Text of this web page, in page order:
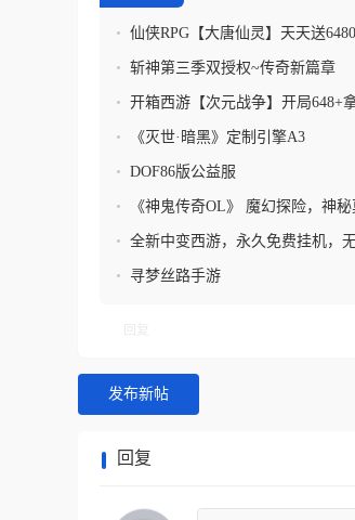
• 仙侠RPG【大唐仙灵】天天送
费送+顶级UR神将领
• 斩神第三季双授权~传奇新篇章
• 开箱西游【次元战争】开局648+
• 《灭世·暗黑》定制引擎A3
• DOF86版公益服
•
《神鬼传奇OL》 魔幻探险，神
回忆，重温经典
• 全新中变西游，永久免费挂机，
• 寻梦丝路手游
发布新帖
回复